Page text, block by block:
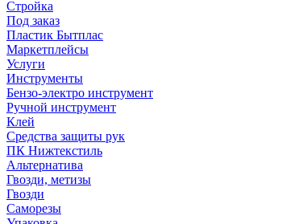
Стройка
Под заказ
Пластик Бытплас
Маркетплейсы
Услуги
Инструменты
Бензо-электро инструмент
Ручной инструмент
Клей
Средства защиты рук
ПК Нижтекстиль
Альтернатива
Гвозди, метизы
Гвозди
Саморезы